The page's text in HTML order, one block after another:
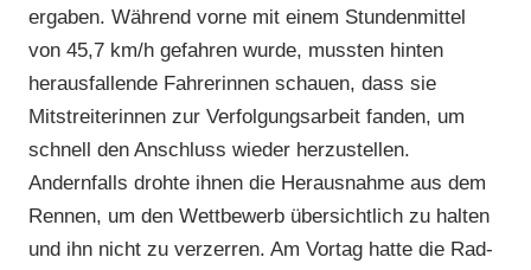
ergaben. Während vorne mit einem Stundenmittel
von 45,7 km/h gefahren wurde, mussten hinten
herausfallende Fahrerinnen schauen, dass sie
Mitstreiterinnen zur Verfolgungsarbeit fanden, um
schnell den Anschluss wieder herzustellen.
Andernfalls drohte ihnen die Herausnahme aus dem
Rennen, um den Wettbewerb übersichtlich zu halten
und ihn nicht zu verzerren. Am Vortag hatte die Rad-